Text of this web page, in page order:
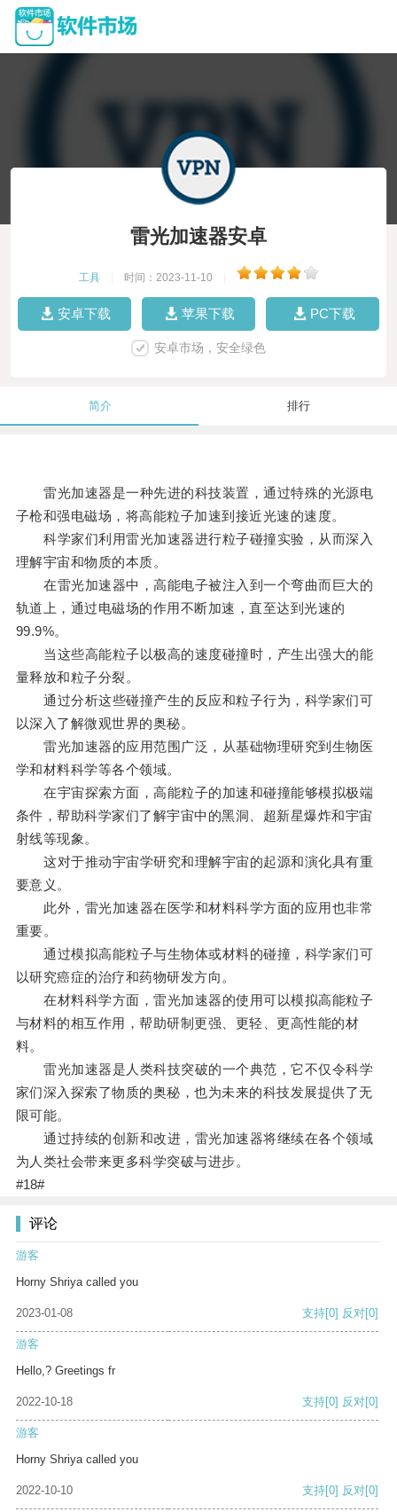
雷光加速器安卓
工具 时间：2023-11-10
安卓下载 苹果下载 PC下载
安卓市场，安全绿色
简介 排行
雷光加速器是一种先进的科技装置，通过特殊的光源电
子枪和强电磁场，将高能粒子加速到接近光速的速度。
科学家们利用雷光加速器进行粒子碰撞实验，从而深入
理解宇宙和物质的本质。
在雷光加速器中，高能电子被注入到一个弯曲而巨大的
轨道上，通过电磁场的作用不断加速，直至达到光速的
99.9%。
当这些高能粒子以极高的速度碰撞时，产生出强大的能
量释放和粒子分裂。
通过分析这些碰撞产生的反应和粒子行为，科学家们可
以深入了解微观世界的奥秘。
雷光加速器的应用范围广泛，从基础物理研究到生物医
学和材料科学等各个领域。
在宇宙探索方面，高能粒子的加速和碰撞能够模拟极端
条件，帮助科学家们了解宇宙中的黑洞、超新星爆炸和宇宙
射线等现象。
这对于推动宇宙学研究和理解宇宙的起源和演化具有重
要意义。
此外，雷光加速器在医学和材料科学方面的应用也非常
重要。
通过模拟高能粒子与生物体或材料的碰撞，科学家们可
以研究癌症的治疗和药物研发方向。
在材料科学方面，雷光加速器的使用可以模拟高能粒子
与材料的相互作用，帮助研制更强、更轻、更高性能的材
料。
雷光加速器是人类科技突破的一个典范，它不仅令科学
家们深入探索了物质的奥秘，也为未来的科技发展提供了无
限可能。
通过持续的创新和改进，雷光加速器将继续在各个领域
为人类社会带来更多科学突破与进步。
#18#
评论
游客
Horny Shriya called you
2023-01-08 支持[0] 反对[0]
游客
Hello,? Greetings fr
2022-10-18 支持[0] 反对[0]
游客
Horny Shriya called you
2022-10-10 支持[0] 反对[0]